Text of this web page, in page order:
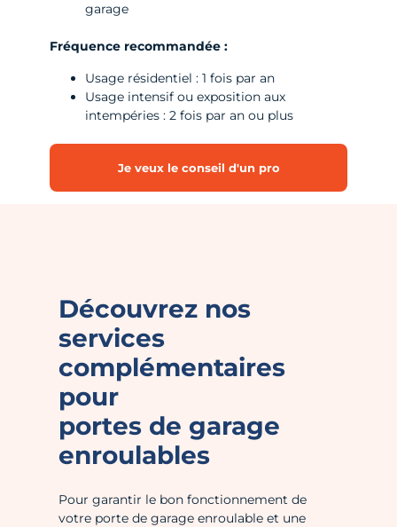
garage
Fréquence recommandée :
Usage résidentiel : 1 fois par an
Usage intensif ou exposition aux
intempéries : 2 fois par an ou plus
Je veux le conseil d'un pro
Découvrez nos
services
complémentaires
pour
portes de garage
enroulables
Pour garantir le bon fonctionnement de
votre porte de garage enroulable et une